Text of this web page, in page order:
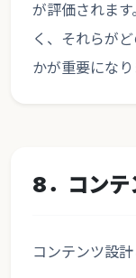
が評価されま
く、それらが
かが重要になり
8．コンテ
コンテンツ設計